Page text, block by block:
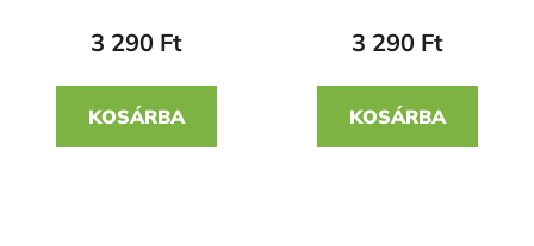
3 290 Ft
KOSÁRBA
3 290 Ft
KOSÁRBA